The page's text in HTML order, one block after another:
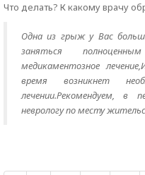
Что делать? К какому врачу
Одна из грыж у Вас
заняться
медикаментозное
время возникнет
лечении.Рекомендуем, в
неврологу по месту